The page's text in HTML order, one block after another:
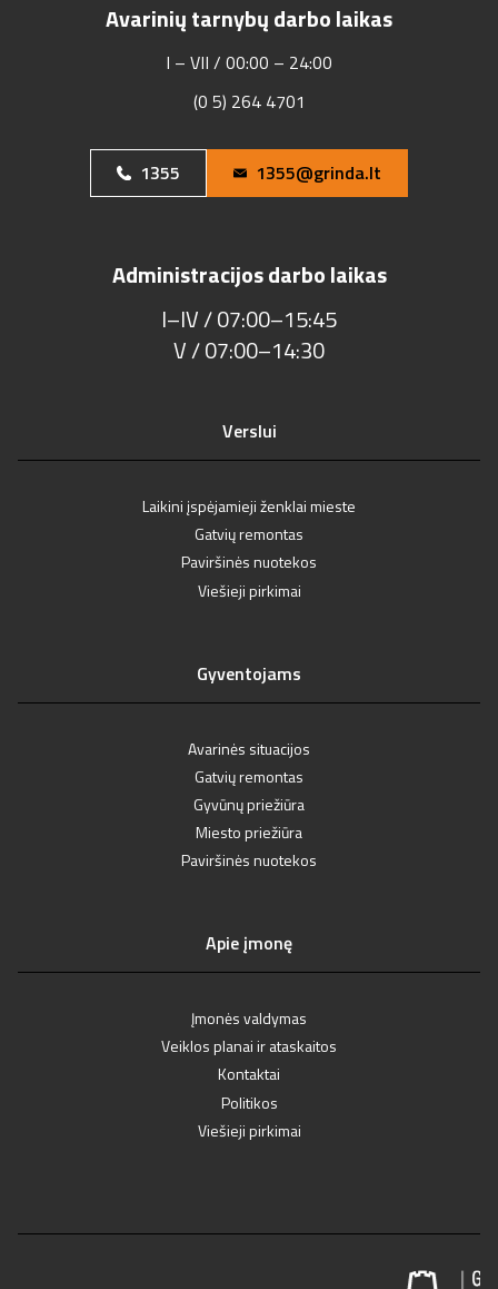
Verslui
Laikini įspėjamieji ženklai mieste
Gatvių remontas
Paviršinės nuotekos
Viešieji pirkimai
Gyventojams
Avarinės situacijos
Gatvių remontas
Gyvūnų priežiūra
Miesto priežiūra
Paviršinės nuotekos
Apie įmonę
Įmonės valdymas
Veiklos planai ir ataskaitos
Kontaktai
Politikos
Viešieji pirkimai
Avarinių tarnybų darbo laikas
I – VII / 00:00 – 24:00
(0 5) 264 4701
1355 1355@grinda.lt
Administracijos darbo laikas
I–IV / 07:00–15:45
V / 07:00–14:30